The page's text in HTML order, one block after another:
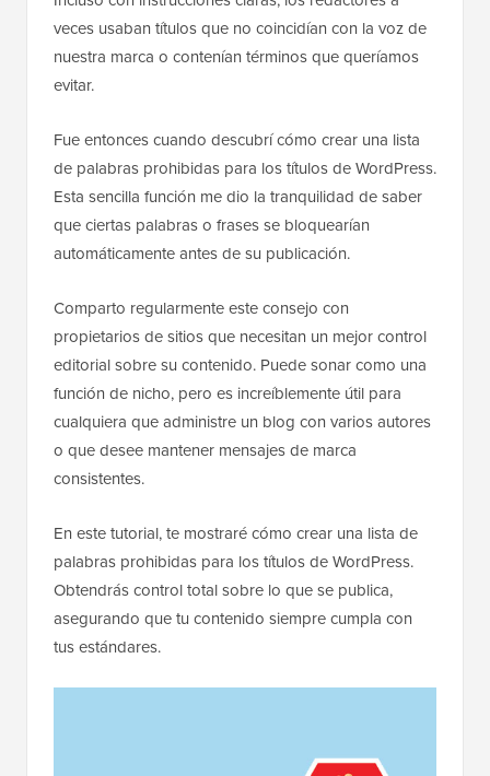
veces usaban títulos que no coincidían con la voz de
nuestra marca o contenían términos que queríamos
evitar.
Fue entonces cuando descubrí cómo crear una lista
de palabras prohibidas para los títulos de WordPress.
Esta sencilla función me dio la tranquilidad de saber
que ciertas palabras o frases se bloquearían
automáticamente antes de su publicación.
Comparto regularmente este consejo con
propietarios de sitios que necesitan un mejor control
editorial sobre su contenido. Puede sonar como una
función de nicho, pero es increíblemente útil para
cualquiera que administre un blog con varios autores
o que desee mantener mensajes de marca
consistentes.
En este tutorial, te mostraré cómo crear una lista de
palabras prohibidas para los títulos de WordPress.
Obtendrás control total sobre lo que se publica,
asegurando que tu contenido siempre cumpla con
tus estándares.